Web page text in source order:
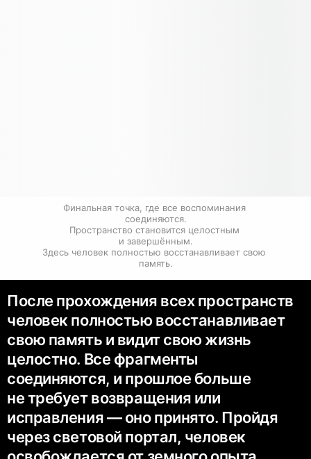
Финальная точка, где все воспоминания
соединяются.
Пространство становится целостным
и завершённым.
Здесь человек полностью восстанавливает свою
память.
После прохождения всех пространств
человек полностью восстанавливает
свою память и видит свою жизнь
целостно. Все фрагменты
соединяются, и прошлое больше
не требует возвращения или
исправления — оно принято. Пройдя
через световой портал, человек